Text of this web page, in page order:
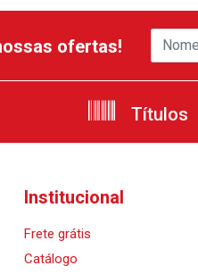
ofertas!
Títulos
Institucional
Frete grátis
Catálogo